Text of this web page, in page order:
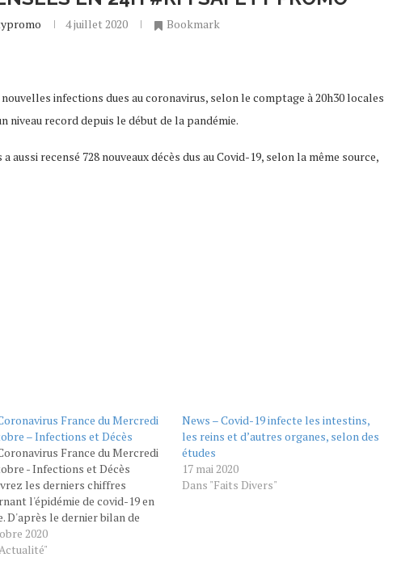
4 juillet 2020 Bookmark
infections dues au coronavirus, selon le comptage à 20h30 locales
niveau record depuis le début de la pandémie.
recensé 728 nouveaux décès dus au Covid-19, selon la même source,
France du Mercredi
– Infections et Décès
France du Mercredi
- Infections et Décès
les derniers chiffres
l'épidémie de covid-19 en
D'après le dernier bilan de
France, la France fait état
morts au total. On recense ce
2020
News – Covid-19 infecte les intestins,
les reins et d’autres organes, selon des
études
17 mai 2020
Dans "Faits Divers"